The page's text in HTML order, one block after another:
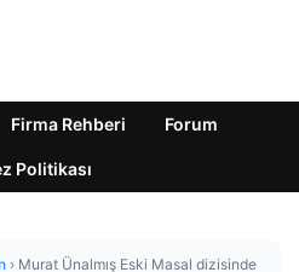
Firma Rehberi Forum
Politikası
› Murat Ünalmış Eski Masal dizisinde